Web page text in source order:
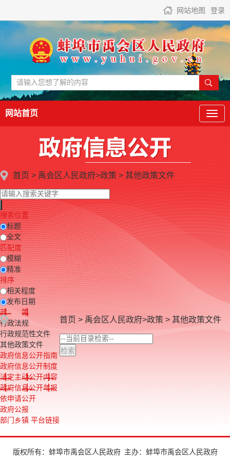
网站地图 登录
网站首页
首页 > 禹会区人民政府>政策 > 其他政策文件
搜索位置
标题
全文
匹配度
模糊
精准
排序
相关程度
发布日期
政 策
行政法规
行政规范性文件
其他政策文件
政府信息公开指南
政府信息公开制度
法定主动公开内容
政府信息公开年报
依申请公开
政府公报
部门乡镇 平台链接
首页 > 禹会区人民政府>政策 > 其他政策文件
版权所有：蚌埠市禹会区人民政府 主办：蚌埠市禹会区人民政府